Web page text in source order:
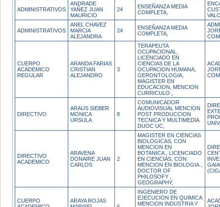
ADMINISTRATIVOS
ANDRADE
YAÑEZ JUAN
MAURICIO
24
ENSEÑANZA MEDIA
COMPLETA,
ADMINISTRATIVOS
ANEL CHAVEZ
MARCIA
ALEJANDRA
24
ENSEÑANZA MEDIA
COMPLETA,
CUERPO
ACADEMICO
REGULAR
ARANDA FARIAS
CRISTIAN
ALEJANDRO
3
TERAPEUTA
OCUPACIONAL,
LICENCIADO EN
CIENCIAS DE LA
OCUPACION HUMANA,
GERONTOLOGIA,
MAGISTER EN
EDUCACION, MENCION
CURRICULO.,
DIRECTIVO
ARAUS SIEBER
MONICA
URSULA
8
COMUNICADOR
AUDIOVISUAL MENCION
POST PRODUCCION
TECNICA Y MULTIMEDIA.
DUOC UC,
DIRECTIVO
ACADEMICO
ARAVENA
DONAIRE JUAN
CARLOS
2
MAGISTER EN CIENCIAS
BIOLOGICAS, CON
MENCION EN
BOTANICA., LICENCIADO
EN CIENCIAS, CON
MENCION EN BIOLOGIA.,
DOCTOR OF
PHILOSOFY ,
GEOGRAPHY,
CUERPO
ARAYA ROJAS
INGENIERO DE
EJECUCION EN QUIMICA
MENCION INDUSTRIA Y